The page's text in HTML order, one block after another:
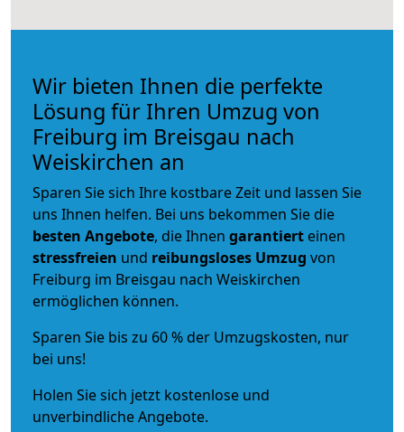
Wir bieten Ihnen die perfekte
Lösung für Ihren Umzug von
Freiburg im Breisgau nach
Weiskirchen an
Sparen Sie sich Ihre kostbare Zeit und lassen Sie
uns Ihnen helfen. Bei uns bekommen Sie die
besten Angebote, die Ihnen garantiert einen
stressfreien und reibungsloses Umzug von
Freiburg im Breisgau nach Weiskirchen
ermöglichen können.
Sparen Sie bis zu 60 % der Umzugskosten, nur
bei uns!
Holen Sie sich jetzt kostenlose und
unverbindliche Angebote.